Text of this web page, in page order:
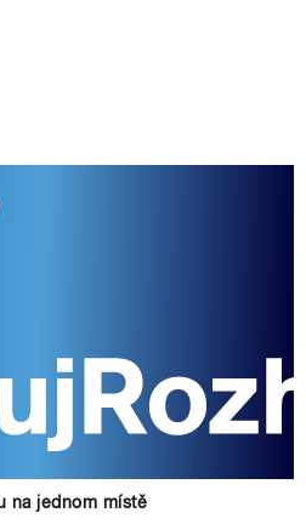
na jednom místě